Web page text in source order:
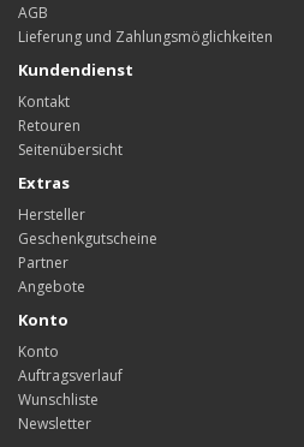
AGB
Lieferung und Zahlungsmöglichkeiten
Kundendienst
Kontakt
Retouren
Seitenübersicht
Extras
Hersteller
Geschenkgutscheine
Partner
Angebote
Konto
Konto
Auftragsverlauf
Wunschliste
Newsletter